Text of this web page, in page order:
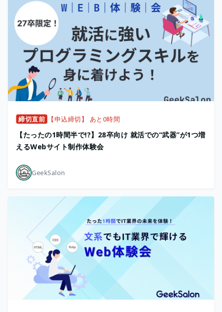
締切直前 【申込締切】 あと0時間
【たったの1時間半で!?】28卒向け 就活での“武器”が1つ増
えるWebサイト制作体験会
GeekSalon